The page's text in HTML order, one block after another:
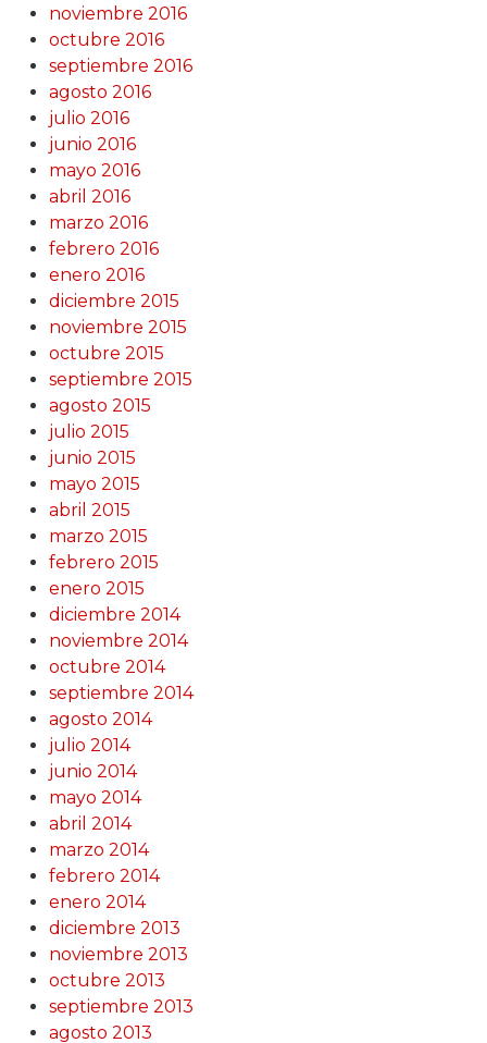
noviembre 2016
octubre 2016
septiembre 2016
agosto 2016
julio 2016
junio 2016
mayo 2016
abril 2016
marzo 2016
febrero 2016
enero 2016
diciembre 2015
noviembre 2015
octubre 2015
septiembre 2015
agosto 2015
julio 2015
junio 2015
mayo 2015
abril 2015
marzo 2015
febrero 2015
enero 2015
diciembre 2014
noviembre 2014
octubre 2014
septiembre 2014
agosto 2014
julio 2014
junio 2014
mayo 2014
abril 2014
marzo 2014
febrero 2014
enero 2014
diciembre 2013
noviembre 2013
octubre 2013
septiembre 2013
agosto 2013